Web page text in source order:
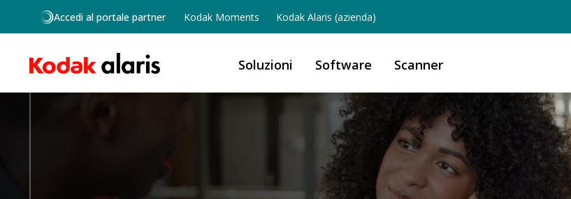
Salta al contenuto principale
Accedi al portale partner Kodak Moments Kodak Alaris (azienda)
Soluzioni Software Scanner